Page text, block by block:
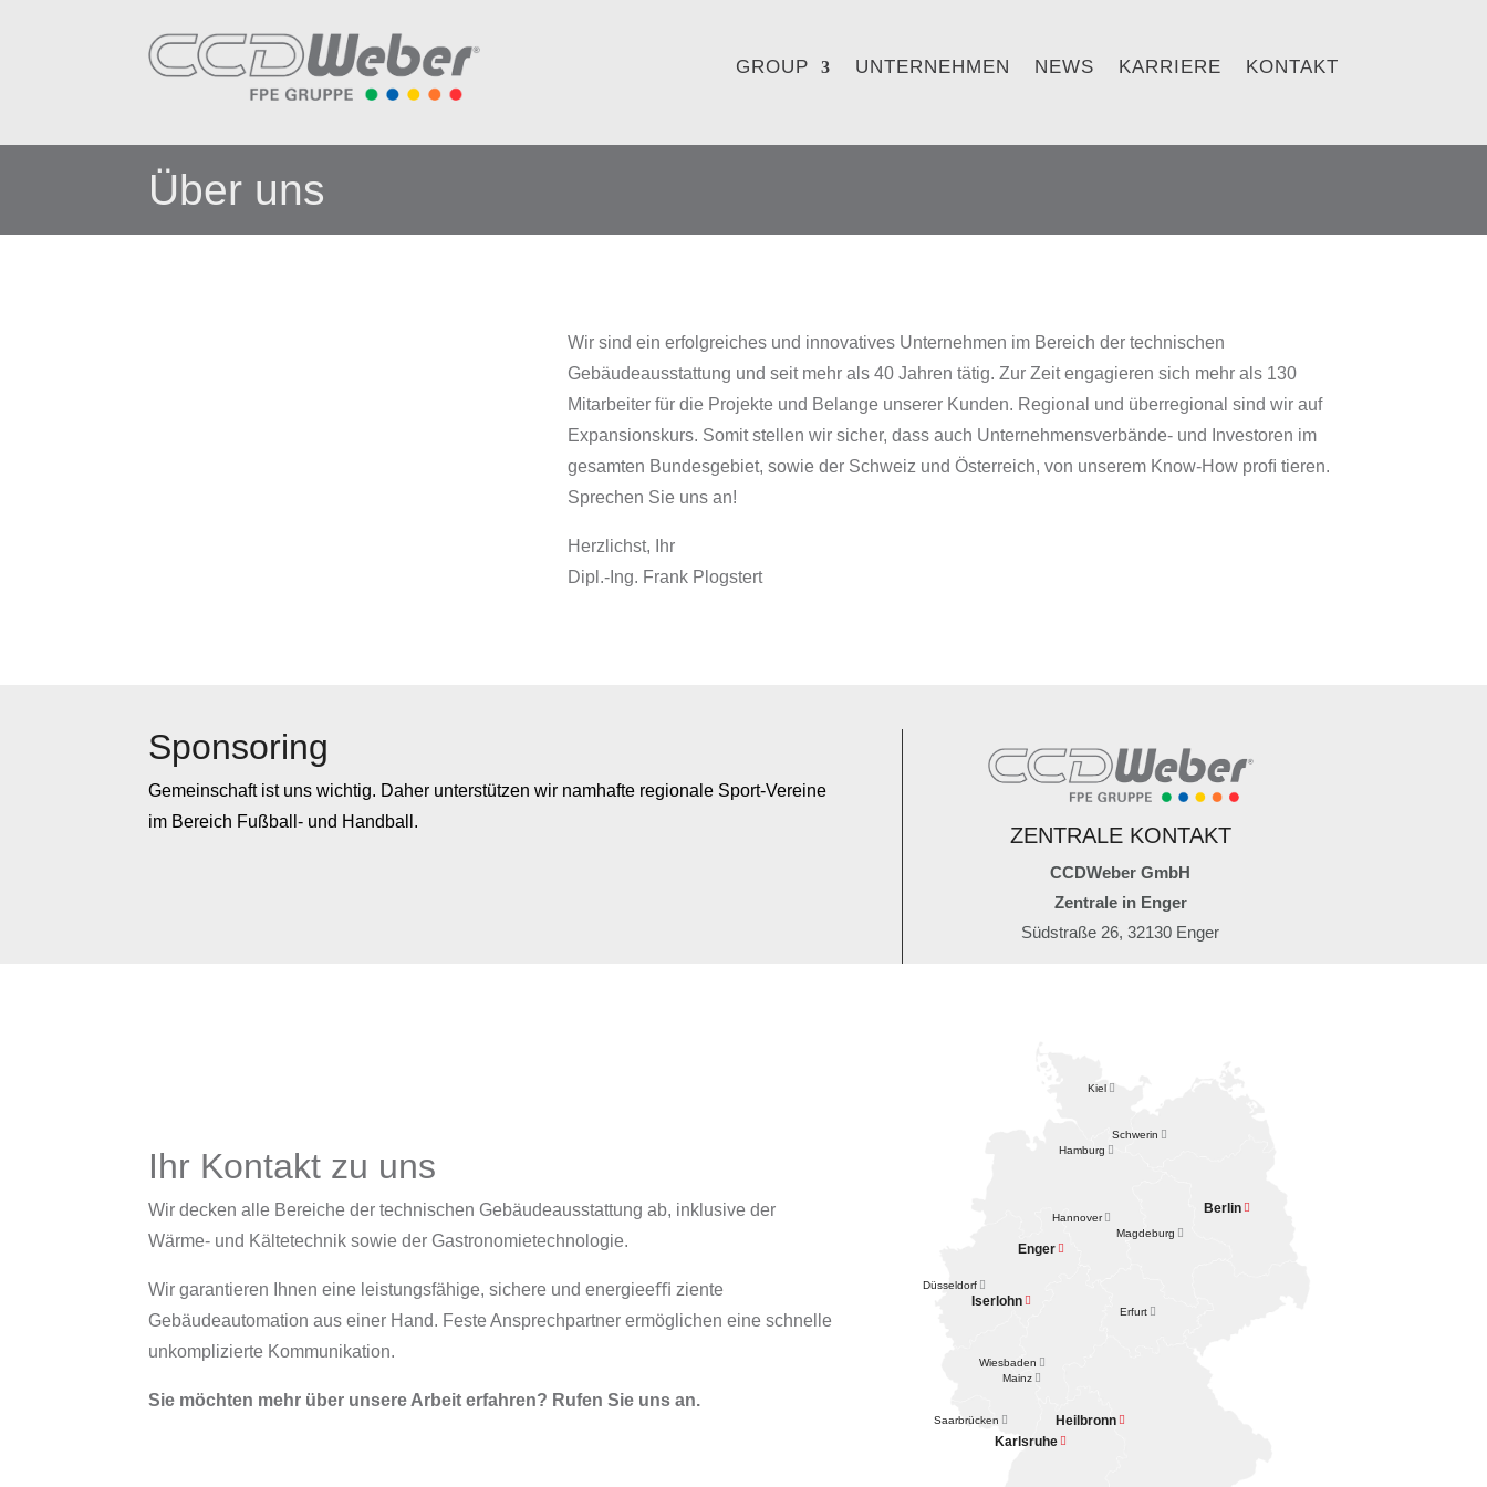
GROUP UNTERNEHMEN NEWS KARRIERE KONTAKT
Über uns
Wir sind ein erfolgreiches und innovatives Unternehmen im Bereich der technischen
Gebäudeausstattung und seit mehr als 40 Jahren tätig. Zur Zeit engagieren sich mehr als 130
Mitarbeiter für die Projekte und Belange unserer Kunden. Regional und überregional sind wir auf
Expansionskurs. Somit stellen wir sicher, dass auch Unternehmensverbände- und Investoren im
gesamten Bundesgebiet, sowie der Schweiz und Österreich, von unserem Know-How proﬁ tieren.
Sprechen Sie uns an!
Herzlichst, Ihr
Dipl.-Ing. Frank Plogstert
Sponsoring
Gemeinschaft ist uns wichtig. Daher unterstützen wir namhafte regionale Sport-Vereine
im Bereich Fußball- und Handball.
ZENTRALE KONTAKT
CCDWeber GmbH
Zentrale in Enger
Südstraße 26, 32130 Enger
Ihr Kontakt zu uns
Wir decken alle Bereiche der technischen Gebäudeausstattung ab, inklusive der
Wärme- und Kältetechnik sowie der Gastronomietechnologie.
Wir garantieren Ihnen eine leistungsfähige, sichere und energieeﬃ ziente
Gebäudeautomation aus einer Hand. Feste Ansprechpartner ermöglichen eine schnelle
unkomplizierte Kommunikation.
Sie möchten mehr über unsere Arbeit erfahren? Rufen Sie uns an.
Berlin 
Heilbronn 
Karlsruhe 
Iserlohn 
Enger 
Schwerin 
Hamburg 
Kiel 
Hannover 
Magdeburg 
Düsseldorf 
Erfurt 
Wiesbaden 
Mainz 
Saarbrücken 